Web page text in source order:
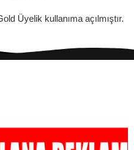
Üyelik kullanıma açılmıştır.